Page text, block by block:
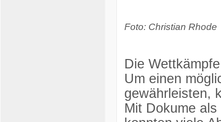
Foto: Christian Rhode
Die
Um einen
gewährleisten,
Mit Dokume